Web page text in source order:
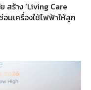
สร้าง ‘Living Care
อมเครื่องใช้ไฟฟ้าให้ลูก